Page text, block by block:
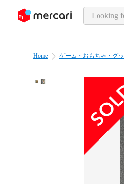
page content
Home ゲーム・おもちゃ・グ